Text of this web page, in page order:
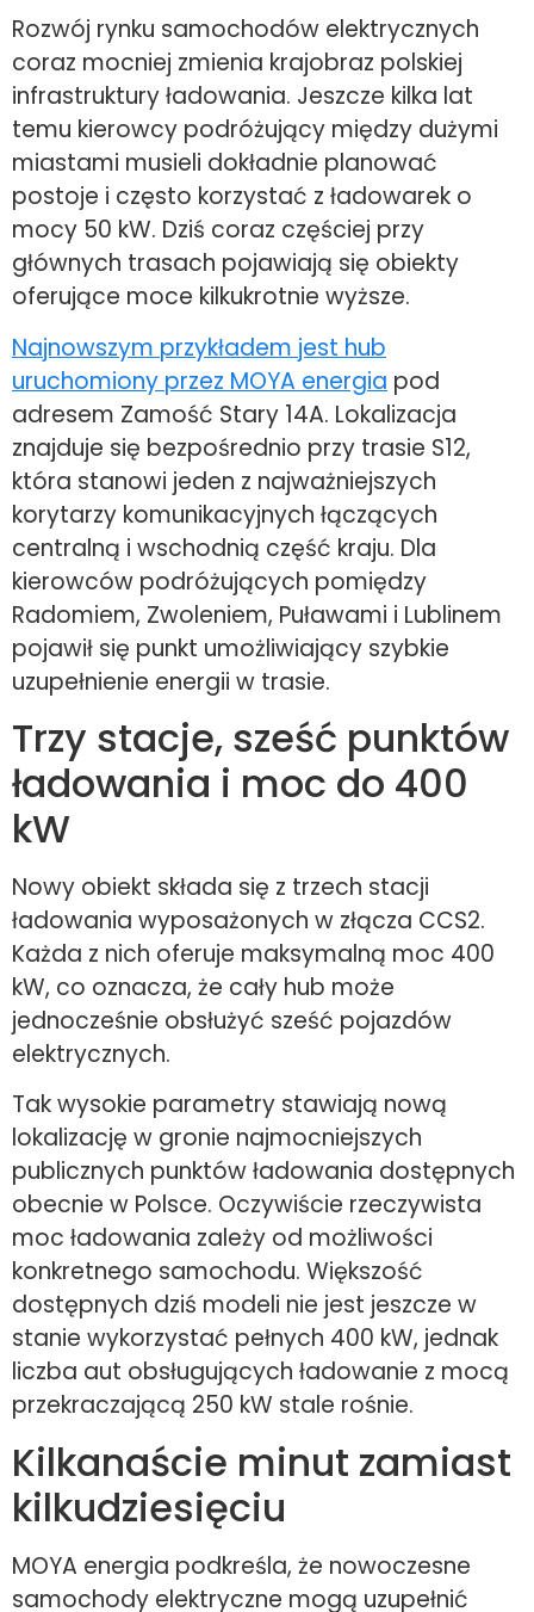
Rozwój rynku samochodów elektrycznych
coraz mocniej zmienia krajobraz polskiej
infrastruktury ładowania. Jeszcze kilka lat
temu kierowcy podróżujący między dużymi
miastami musieli dokładnie planować
postoje i często korzystać z ładowarek o
mocy 50 kW. Dziś coraz częściej przy
głównych trasach pojawiają się obiekty
oferujące moce kilkukrotnie wyższe.
Najnowszym przykładem jest hub
uruchomiony przez MOYA energia pod
adresem Zamość Stary 14A. Lokalizacja
znajduje się bezpośrednio przy trasie S12,
która stanowi jeden z najważniejszych
korytarzy komunikacyjnych łączących
centralną i wschodnią część kraju. Dla
kierowców podróżujących pomiędzy
Radomiem, Zwoleniem, Puławami i Lublinem
pojawił się punkt umożliwiający szybkie
uzupełnienie energii w trasie.
Trzy stacje, sześć punktów
ładowania i moc do 400
kW
Nowy obiekt składa się z trzech stacji
ładowania wyposażonych w złącza CCS2.
Każda z nich oferuje maksymalną moc 400
kW, co oznacza, że cały hub może
jednocześnie obsłużyć sześć pojazdów
elektrycznych.
Tak wysokie parametry stawiają nową
lokalizację w gronie najmocniejszych
publicznych punktów ładowania dostępnych
obecnie w Polsce. Oczywiście rzeczywista
moc ładowania zależy od możliwości
konkretnego samochodu. Większość
dostępnych dziś modeli nie jest jeszcze w
stanie wykorzystać pełnych 400 kW, jednak
liczba aut obsługujących ładowanie z mocą
przekraczającą 250 kW stale rośnie.
Kilkanaście minut zamiast
kilkudziesięciu
MOYA energia podkreśla, że nowoczesne
samochody elektryczne mogą uzupełnić